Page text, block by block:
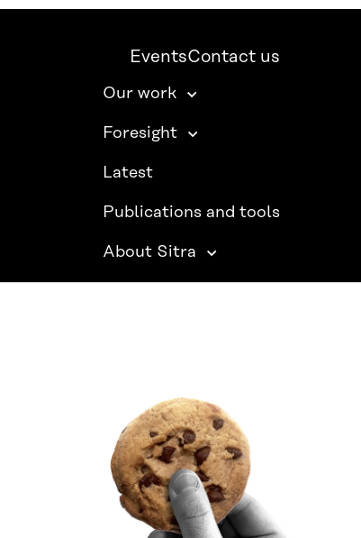
EventsContact us
Our work
Foresight
Latest
Publications and tools
About Sitra